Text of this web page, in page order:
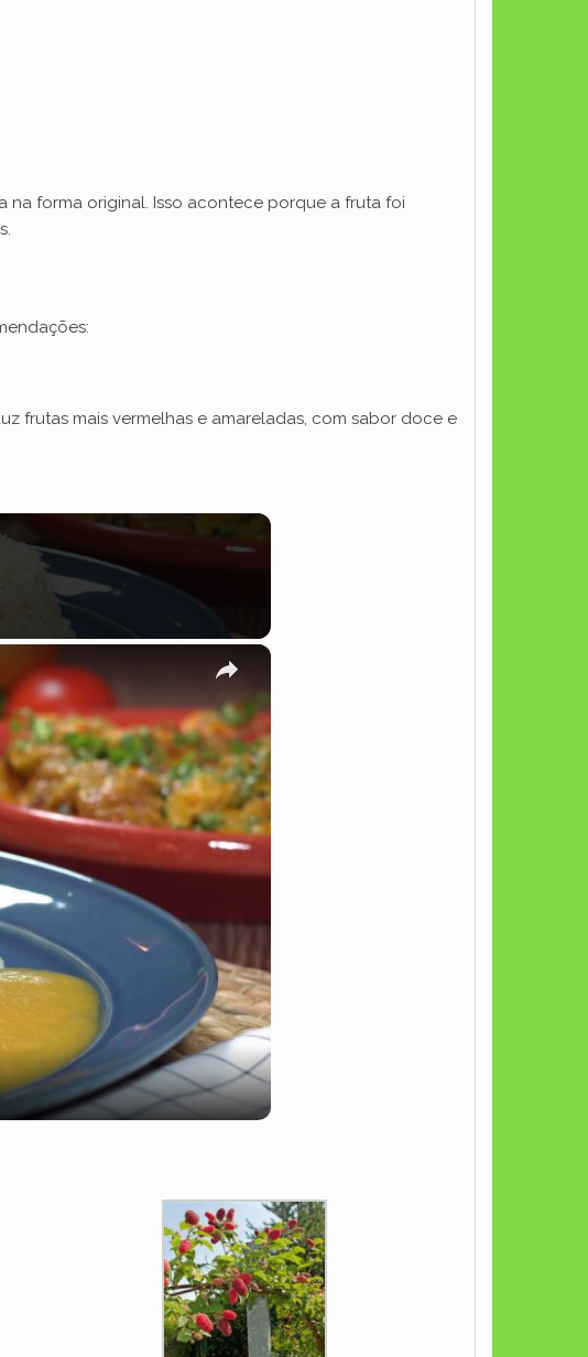
forma original. Isso acontece porque a fruta foi
frutas mais vermelhas e amareladas, com sabor doce e
×